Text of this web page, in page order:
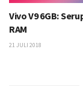
Vivo V9 6GB:
RAM
21 JULI 2018